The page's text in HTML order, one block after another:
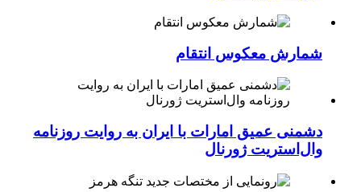
شمارش معکوس انتقام
دشمنی عمیق امارات با ایران به روایت روزنامه
وال‌استریت ژورنال